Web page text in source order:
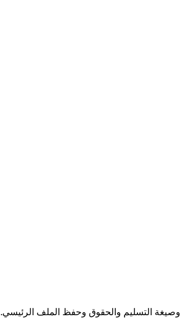
التسليم والحقوق وحفظ الملف الرئيسي.